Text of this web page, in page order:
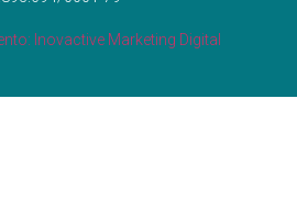
Inovactive Marketing Digital